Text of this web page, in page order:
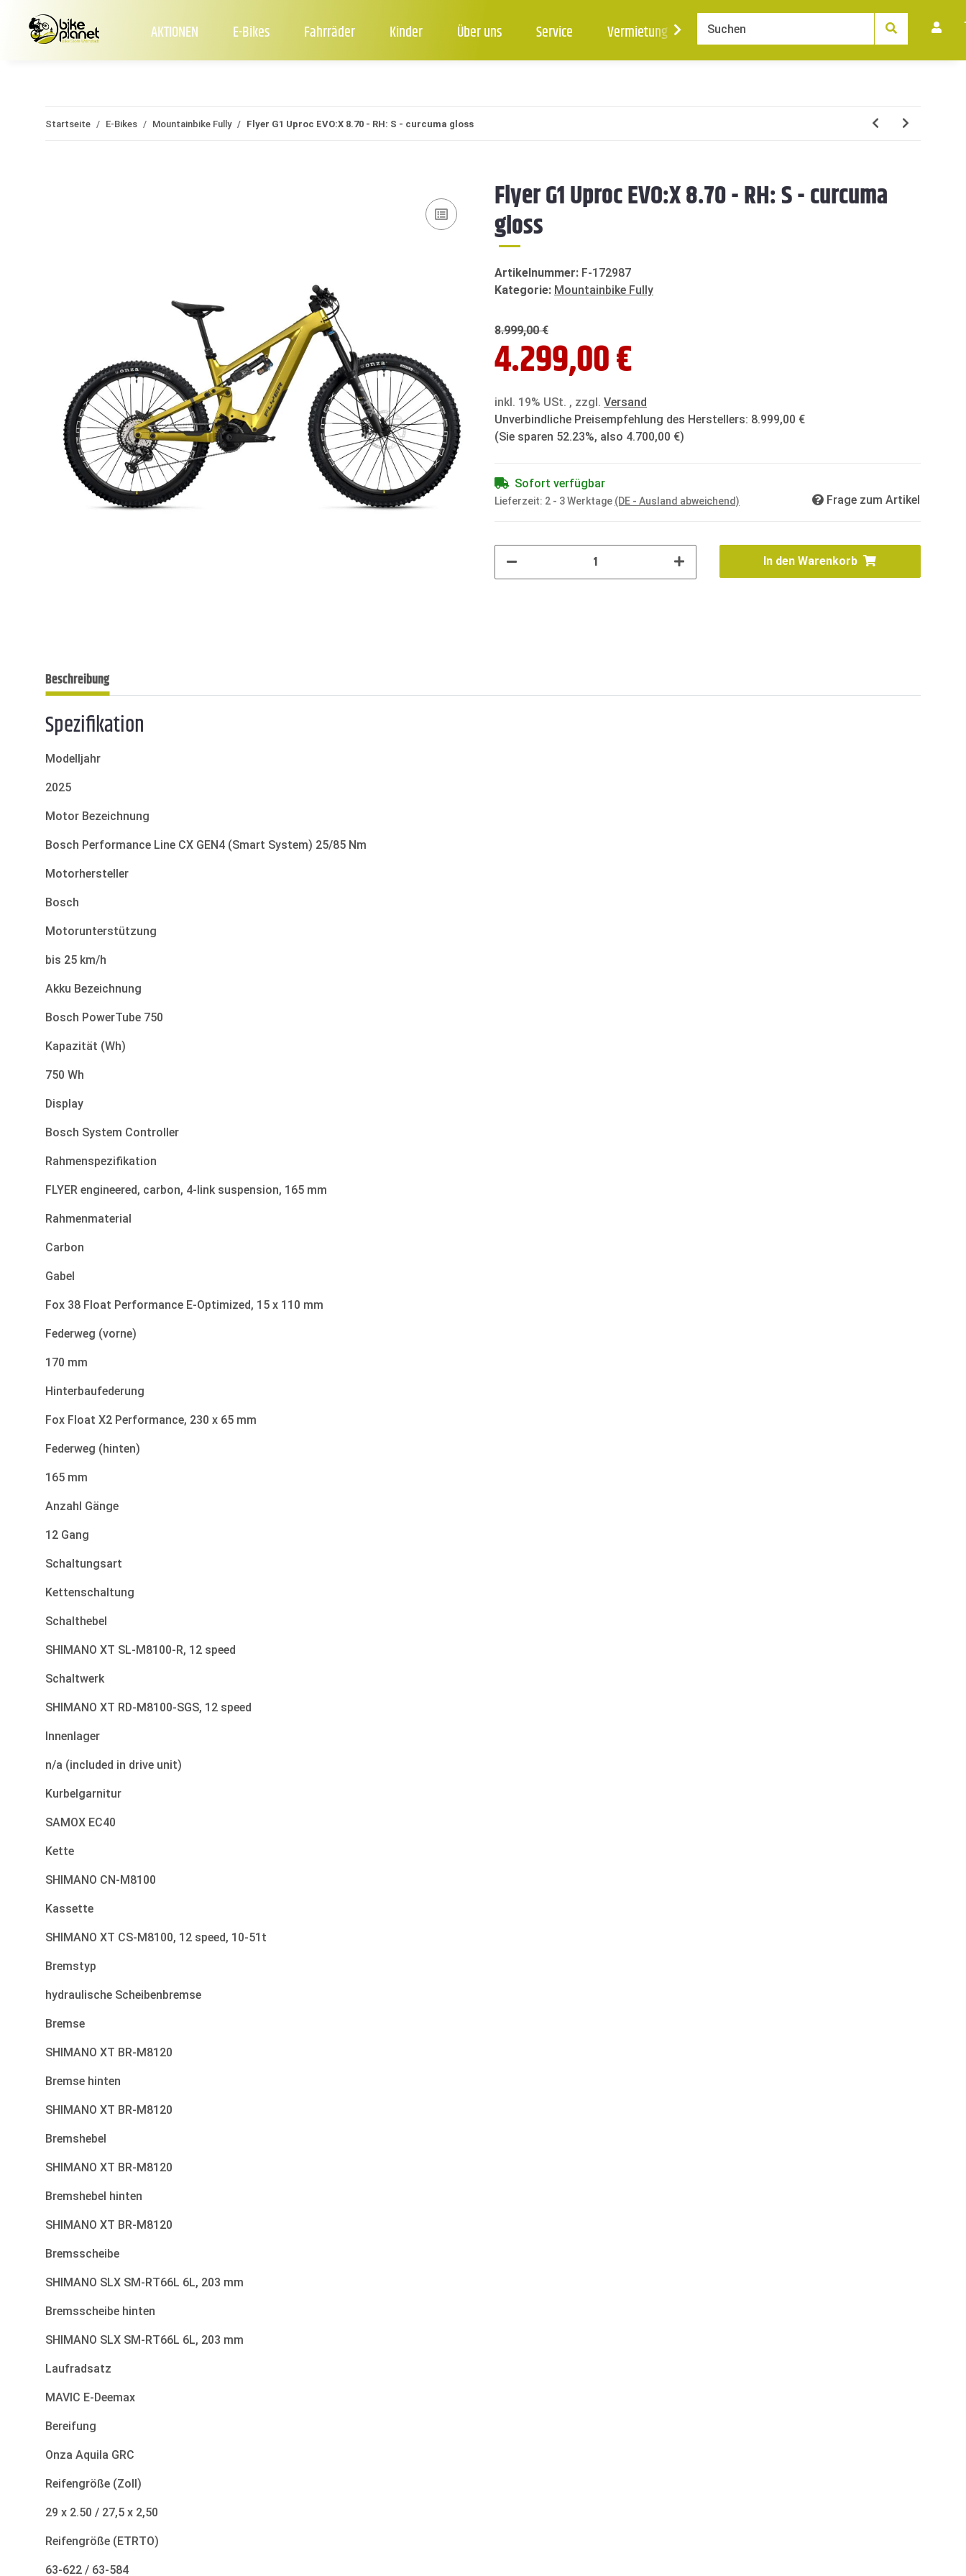
AKTIONEN E-Bikes Fahrräder Kinder Über uns Service Vermietung Ankauf Kontakt
Startseite E-Bikes Mountainbike Fully Flyer G1 Uproc EVO:X 8.70 - RH: S - curcuma gloss
Flyer G1 Uproc EVO:X 8.70 - RH: S - curcuma
gloss
Artikelnummer: F-172987
Kategorie: Mountainbike Fully
8.999,00 €
4.299,00 €
inkl. 19% USt. , zzgl. Versand
Unverbindliche Preisempfehlung des Herstellers: 8.999,00 €
(Sie sparen 52.23%, also 4.700,00 €)
Sofort verfügbar
Lieferzeit: 2 - 3 Werktage (DE - Ausland abweichend) Frage zum Artikel
In den Warenkorb
Beschreibung
Spezifikation
Modelljahr
2025
Motor Bezeichnung
Bosch Performance Line CX GEN4 (Smart System) 25/85 Nm
Motorhersteller
Bosch
Motorunterstützung
bis 25 km/h
Akku Bezeichnung
Bosch PowerTube 750
Kapazität (Wh)
750 Wh
Display
Bosch System Controller
Rahmenspezifikation
FLYER engineered, carbon, 4-link suspension, 165 mm
Rahmenmaterial
Carbon
Gabel
Fox 38 Float Performance E-Optimized, 15 x 110 mm
Federweg (vorne)
170 mm
Hinterbaufederung
Fox Float X2 Performance, 230 x 65 mm
Federweg (hinten)
165 mm
Anzahl Gänge
12 Gang
Schaltungsart
Kettenschaltung
Schalthebel
SHIMANO XT SL-M8100-R, 12 speed
Schaltwerk
SHIMANO XT RD-M8100-SGS, 12 speed
Innenlager
n/a (included in drive unit)
Kurbelgarnitur
SAMOX EC40
Kette
SHIMANO CN-M8100
Kassette
SHIMANO XT CS-M8100, 12 speed, 10-51t
Bremstyp
hydraulische Scheibenbremse
Bremse
SHIMANO XT BR-M8120
Bremse hinten
SHIMANO XT BR-M8120
Bremshebel
SHIMANO XT BR-M8120
Bremshebel hinten
SHIMANO XT BR-M8120
Bremsscheibe
SHIMANO SLX SM-RT66L 6L, 203 mm
Bremsscheibe hinten
SHIMANO SLX SM-RT66L 6L, 203 mm
Laufradsatz
MAVIC E-Deemax
Bereifung
Onza Aquila GRC
Reifengröße (Zoll)
29 x 2.50 / 27,5 x 2,50
Reifengröße (ETRTO)
63-622 / 63-584